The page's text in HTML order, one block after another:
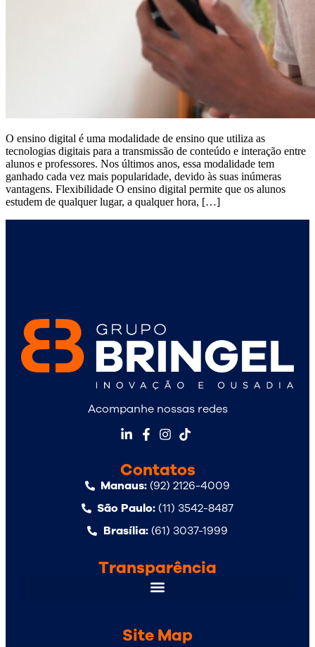
O ensino digital é uma modalidade de ensino que utiliza as
tecnologias digitais para a transmissão de conteúdo e interação entre
alunos e professores. Nos últimos anos, essa modalidade tem
ganhado cada vez mais popularidade, devido às suas inúmeras
vantagens. Flexibilidade O ensino digital permite que os alunos
estudem de qualquer lugar, a qualquer hora, […]
Acompanhe nossas redes
Site Map
Transparência
Contatos
Manaus:(92) 2126-4009
São Paulo:(11) 3542-8487
Brasília:(61) 3037-1999